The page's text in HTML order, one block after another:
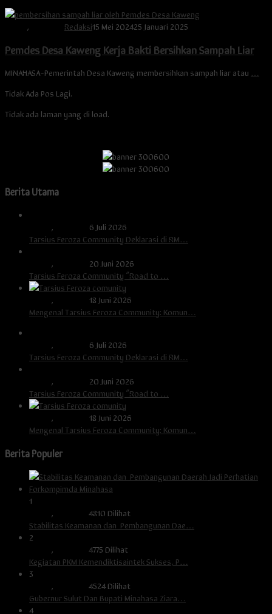
, Redaksi15 Mei 202425 Januari 2025
Pemdes Desa Kaweng Kerja Bakti Bersihkan Sampah Liar
MINAHASA-Pemerintah Desa Kaweng membersihkan sampah liar atau
Tidak Ada Pos Lagi.
Tidak ada laman yang di load.
Berita Utama
,
6 Juli 2026
Tarsius Feroza Community Deklarasi di RM…
,
20 Juni 2026
Tarsius Feroza Community “Road to …
,
18 Juni 2026
Mengenal Tarsius Feroza Community: Komun…
,
6 Juli 2026
Tarsius Feroza Community Deklarasi di RM…
,
20 Juni 2026
Tarsius Feroza Community “Road to …
,
18 Juni 2026
Mengenal Tarsius Feroza Community: Komun…
Berita Populer
1
,
4810 Dilihat
Stabilitas Keamanan dan Pembangunan Dae…
2
,
4775 Dilihat
Kegiatan PKM Kemendiktisaintek Sukses, P…
3
,
4524 Dilihat
Gubernur Sulut Dan Bupati Minahasa Ziara…
4